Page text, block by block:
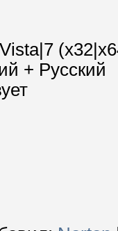
+ Русский